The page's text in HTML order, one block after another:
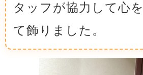
タッフが協力して心
て飾りました。